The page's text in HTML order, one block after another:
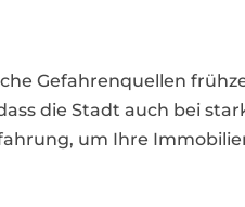
Gefahrenquellen
die Stadt auch bei
um Ihre